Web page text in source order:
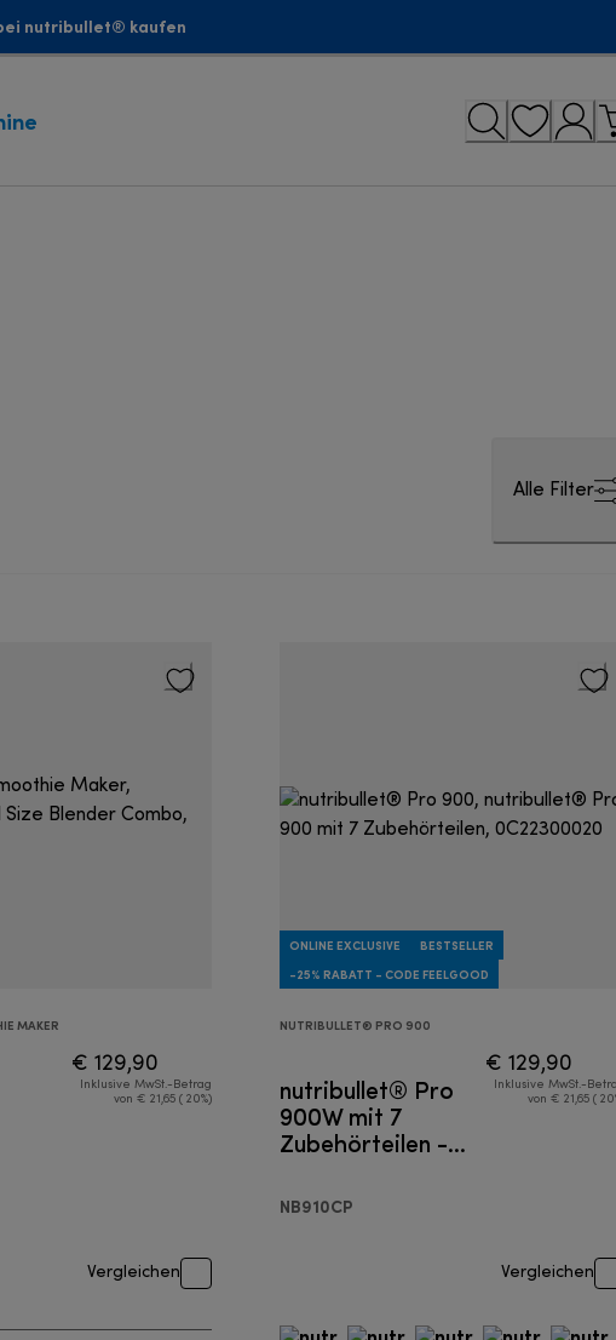
nutribullet® kaufen
Alle Filter
MAKER
€ 129,90
Inklusive MwSt.-Betrag
von € 21,65 ( 20%)
Vergleichen
ONLINE EXCLUSIVE
BESTSELLER
-25% RABATT - CODE FEELGOOD
NUTRIBULLET® PRO 900
nutribullet® Pro
900W mit 7
Zubehörteilen -
NB910CP
€ 129,90
Inklusive MwSt.-
von € 21,65 (
Vergleichen